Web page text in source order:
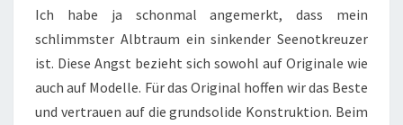
Ich habe ja schonmal angemerkt, dass mein
schlimmster Albtraum ein sinkender Seenotkreuzer
ist. Diese Angst bezieht sich sowohl auf Originale wie
auch auf Modelle. Für das Original hoffen wir das Beste
und vertrauen auf die grundsolide Konstruktion. Beim